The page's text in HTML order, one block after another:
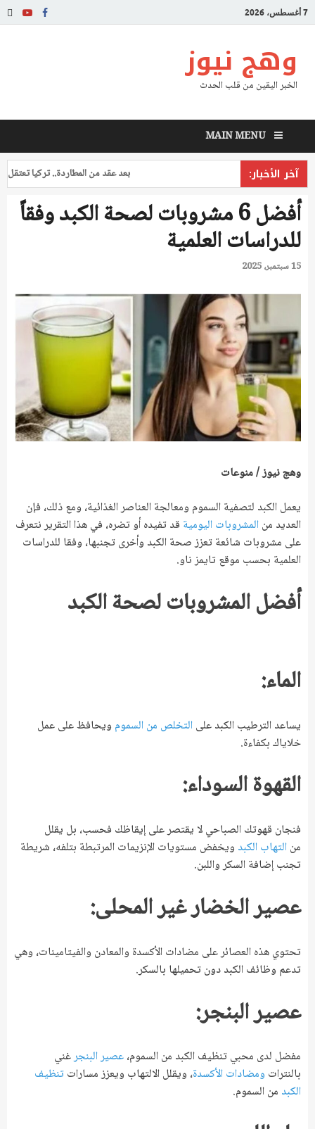
7 أغسطس، 2026
وهج نيوز
الخبر اليقين من قلب الحدث
MAIN MENU
آخر الأخبار: بعد عقد من المطاردة.. تركيا تعتقل
أفضل 6 مشروبات لصحة الكبد وفقاً
للدراسات العلمية
15 سبتمبر، 2025
وهج نيوز / منوعات
يعمل الكبد لتصفية السموم ومعالجة العناصر الغذائية، ومع ذلك، فإن
العديد منالمشروبات اليومية قد تفيده أو تضره، في هذا التقرير نتعرف
على مشروبات شائعة تعزز صحة الكبد وأخرى تجنبها، وفقا للدراسات
العلمية بحسب موقع تايمز ناو.
أفضل المشروبات لصحة الكبد
الماء:
يساعد الترطيب الكبد علىالتخلص من السموم ويحافظ على عمل
خلاياك بكفاءة.
القهوة السوداء:
فنجان قهوتك الصباحي لا يقتصر على إيقاظك فحسب، بل يقلل
منالتهاب الكبد ويخفض مستويات الإنزيمات المرتبطة بتلفه، شريطة
تجنب إضافة السكر واللبن.
عصير الخضار غير المحلى:
تحتوي هذه العصائر على مضادات الأكسدة والمعادن والفيتامينات، وهي
تدعم وظائف الكبد دون تحميلها بالسكر.
عصير البنجر:
مفضل لدى محبي تنظيف الكبد من السموم،عصير البنجرغني
بالنترات ومضادات الأكسدة، ويقلل الالتهاب ويعزز مساراتتنظيف
الكبد من السموم.